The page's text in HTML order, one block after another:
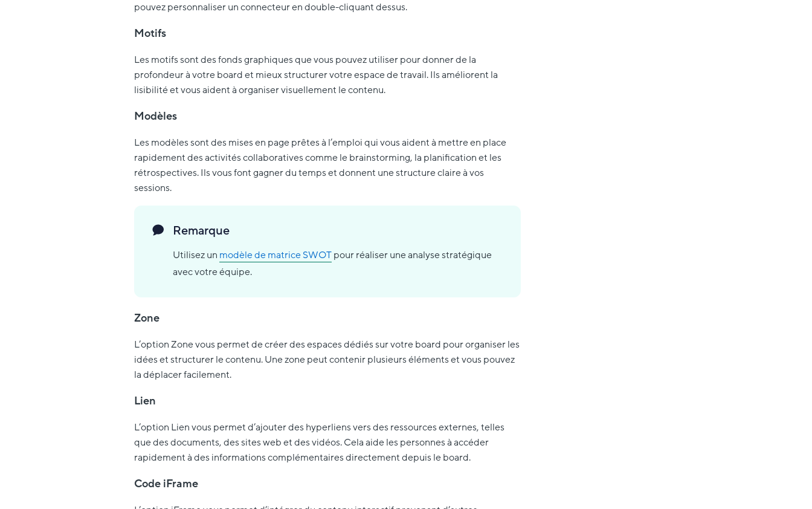
pouvez personnaliser un connecteur en double-cliquant dessus.
Motifs
Les motifs sont des fonds graphiques que vous pouvez utiliser pour donner de la
profondeur à votre board et mieux structurer votre espace de travail. Ils améliorent la
lisibilité et vous aident à organiser visuellement le contenu.
Modèles
Les modèles sont des mises en page prêtes à l’emploi qui vous aident à mettre en place
rapidement des activités collaboratives comme le brainstorming, la planification et les
rétrospectives. Ils vous font gagner du temps et donnent une structure claire à vos
sessions.
Remarque
Utilisez un modèle de matrice SWOTpour réaliser une analyse stratégique
avec votre équipe.
Zone
L’option Zone vous permet de créer des espaces dédiés sur votre board pour organiser les
idées et structurer le contenu. Une zone peut contenir plusieurs éléments et vous pouvez
la déplacer facilement.
Lien
L’option Lien vous permet d’ajouter des hyperliens vers des ressources externes, telles
que des documents, des sites web et des vidéos. Cela aide les personnes à accéder
rapidement à des informations complémentaires directement depuis le board.
Code iFrame